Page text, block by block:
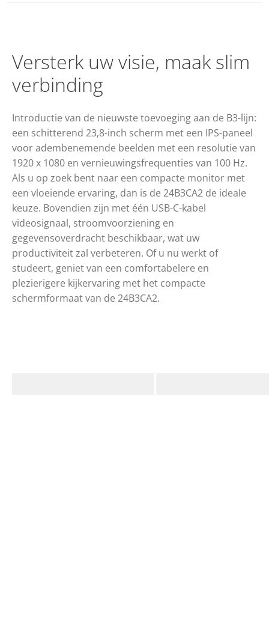
Versterk uw visie, maak slim
verbinding
Introductie van de nieuwste toevoeging aan de B3-lijn:
een schitterend 23,8-inch scherm met een IPS-paneel
voor adembenemende beelden met een resolutie van
1920 x 1080 en vernieuwingsfrequenties van 100 Hz.
Als u op zoek bent naar een compacte monitor met
een vloeiende ervaring, dan is de 24B3CA2 de ideale
keuze. Bovendien zijn met één USB-C-kabel
videosignaal, stroomvoorziening en
gegevensoverdracht beschikbaar, wat uw
productiviteit zal verbeteren. Of u nu werkt of
studeert, geniet van een comfortabelere en
plezierigere kijkervaring met het compacte
schermformaat van de 24B3CA2.